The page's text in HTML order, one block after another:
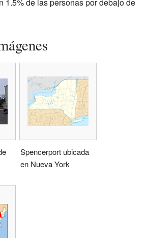
Spencerport ubicada
en Nueva York